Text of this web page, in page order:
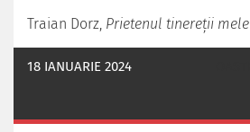
Traian Dorz, Prietenul tinereţii mele
18 IANUARIE 2024